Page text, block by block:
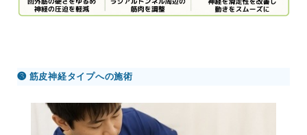
❸ 筋皮神経タイプへの施術